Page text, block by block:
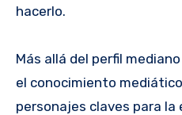
hacerlo.
Más allá del perfil
el conocimiento
personajes claves para